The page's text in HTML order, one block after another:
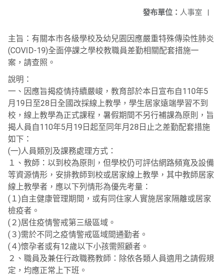
發布單位： 人事室 |
主旨：有關本市各級學校及幼兒園因應嚴重特殊傳染性肺炎
(COVID-19)全面停課之學校教職員差勤相關配套措施一
案，請查照。
說明：
一、因應旨揭疫情持續嚴峻，教育部於本日宣布自110年5
月19日至28日全國改採線上教學，學生居家遠端學習不到
校，線上教學為正式課程，暑假期間不另行補課為原則，旨
揭人員自110年5月19日起至同年月28日止之差勤配套措施
如下：
(一)人員類別及課務處理方式：
１、教師：以到校為原則，但學校仍可評估網路頻寬及設備
等資源情形，安排教師到校或居家線上教學，其中教師居家
線上教學者，應以下列情形為優先考量：
(１)自主健康管理期間，或有同住家人實施居家隔離或居家
檢疫者。
(２)居住疫情警戒第三級區域。
(３)需於不同之疫情警戒區域間通勤者。
(４)懷孕者或有12歲以下小孩需照顧者。
２、職員及兼任行政職務教師：除依各類人員適用之請假規
定，均應正常上下班。